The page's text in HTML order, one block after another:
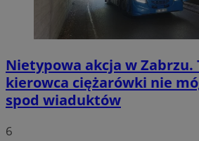
Nietypowa akcja w Zabrzu.
kierowca ciężarówki nie
spod wiaduktów
6